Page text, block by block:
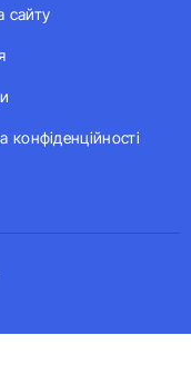
сайту
конфіденційності